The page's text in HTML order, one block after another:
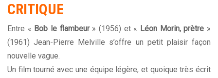
CRITIQUE
Entre « Bob le flambeur» (1956) et « Léon Morin, prètre »
(1961) Jean-Pierre Melville s’offre un petit plaisir façon
nouvelle vague.
Un film tourné avec une équipe légère, et quoique très écrit